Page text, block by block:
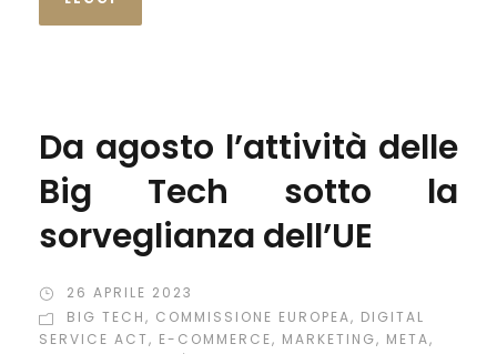
Da agosto l’attività delle
Big Tech sotto la
sorveglianza dell’UE
26 APRILE 2023
BIG TECH, COMMISSIONE EUROPEA, DIGITAL
SERVICE ACT, E-COMMERCE, MARKETING, META,